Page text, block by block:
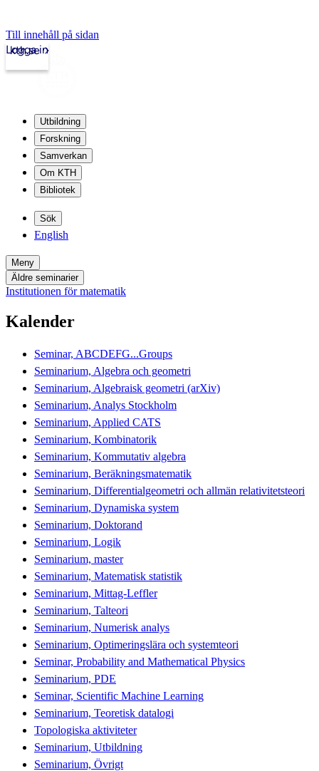
Till innehåll på sidan
kth.se
Logga in
Utbildning
Forskning
Samverkan
Om KTH
Bibliotek
Sök
English
Meny
Äldre seminarier
Institutionen för matematik
Kalender
Seminar, ABCDEFG...Groups
Seminarium, Algebra och geometri
Seminarium, Algebraisk geometri (arXiv)
Seminarium, Analys Stockholm
Seminarium, Applied CATS
Seminarium, Kombinatorik
Seminarium, Kommutativ algebra
Seminarium, Beräkningsmatematik
Seminarium, Differentialgeometri och allmän relativitetsteori
Seminarium, Dynamiska system
Seminarium, Doktorand
Seminarium, Logik
Seminarium, master
Seminarium, Matematisk statistik
Seminarium, Mittag-Leffler
Seminarium, Talteori
Seminarium, Numerisk analys
Seminarium, Optimeringslära och systemteori
Seminar, Probability and Mathematical Physics
Seminarium, PDE
Seminar, Scientific Machine Learning
Seminarium, Teoretisk datalogi
Topologiska aktiviteter
Seminarium, Utbildning
Seminarium, Övrigt